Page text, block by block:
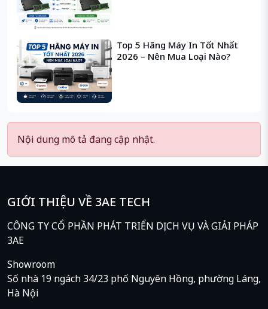
Nội dung mô tả đang cập nhật.
Top 5 Hãng Máy In Tốt Nhất
2026 – Nên Mua Loại Nào?
GIỚI THIỆU VỀ 3AE TECH
CÔNG TY CỔ PHẦN PHÁT TRIỂN DỊCH VỤ VÀ GIẢI PHÁP
3AE
Showroom
Số nhà 19 ngách 34/23 phố Nguyên Hồng, phường Láng,
Hà Nội